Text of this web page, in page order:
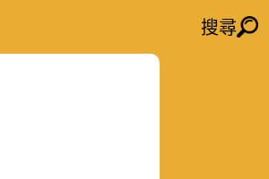
搜尋